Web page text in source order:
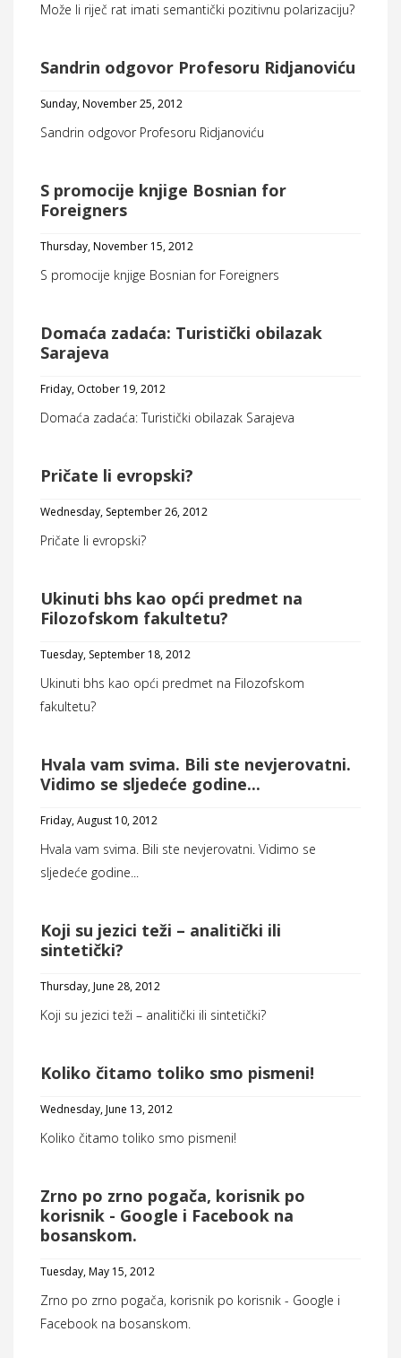
Može li riječ rat imati semantički pozitivnu polarizaciju?
Sandrin odgovor Profesoru Ridjanoviću
Sunday, November 25, 2012
Sandrin odgovor Profesoru Ridjanoviću
S promocije knjige Bosnian for
Foreigners
Thursday, November 15, 2012
S promocije knjige Bosnian for Foreigners
Domaća zadaća: Turistički obilazak
Sarajeva
Friday, October 19, 2012
Domaća zadaća: Turistički obilazak Sarajeva
Pričate li evropski?
Wednesday, September 26, 2012
Pričate li evropski?
Ukinuti bhs kao opći predmet na
Filozofskom fakultetu?
Tuesday, September 18, 2012
Ukinuti bhs kao opći predmet na Filozofskom
fakultetu?
Hvala vam svima. Bili ste nevjerovatni.
Vidimo se sljedeće godine...
Friday, August 10, 2012
Hvala vam svima. Bili ste nevjerovatni. Vidimo se
sljedeće godine...
Koji su jezici teži – analitički ili
sintetički?
Thursday, June 28, 2012
Koji su jezici teži – analitički ili sintetički?
Koliko čitamo toliko smo pismeni!
Wednesday, June 13, 2012
Koliko čitamo toliko smo pismeni!
Zrno po zrno pogača, korisnik po
korisnik - Google i Facebook na
bosanskom.
Tuesday, May 15, 2012
Zrno po zrno pogača, korisnik po korisnik - Google i
Facebook na bosanskom.